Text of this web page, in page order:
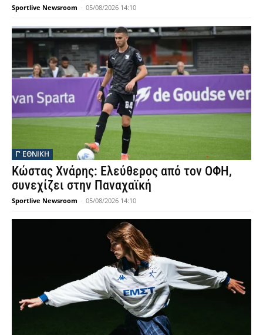
Sportlive Newsroom - 05/08/2026 14:10
Γ' ΕΘΝΙΚΗ
Κώστας Χνάρης: Ελεύθερος από τον ΟΦΗ,
συνεχίζει στην Παναχαϊκή
Sportlive Newsroom - 05/08/2026 14:10